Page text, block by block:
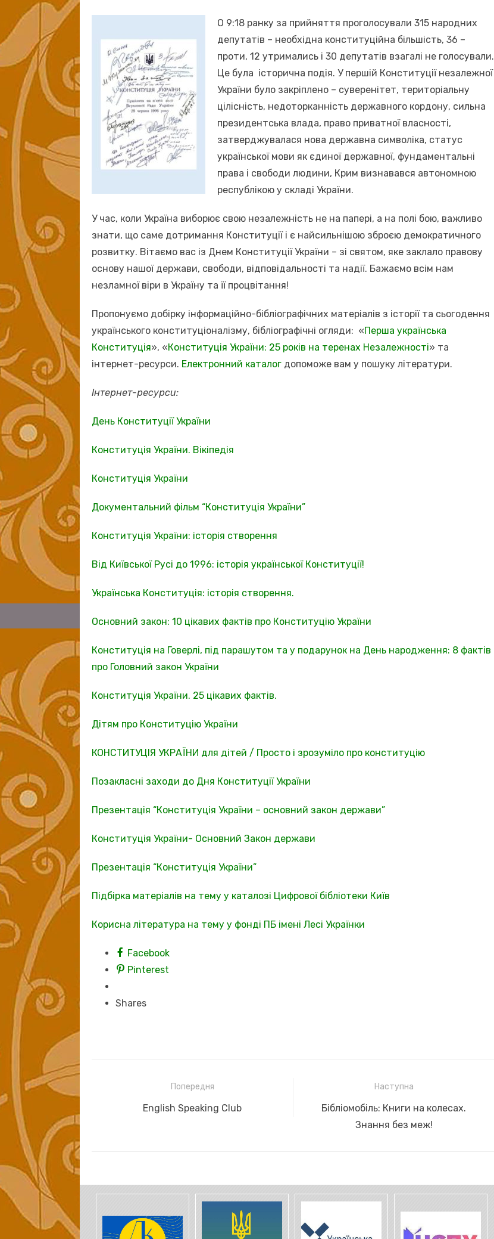
О 9:18 ранку за прийняття проголосували 315 народних
депутатів – необхідна конституційна більшість, 36 –
проти, 12 утримались і 30 депутатів взагалі не голосували.
Це була історична подія. У першій Конституції незалежної
України було закріплено – суверенітет, територіальну
цілісність, недоторканність державного кордону, сильна
президентська влада, право приватної власності,
затверджувалася нова державна символіка, статус
української мови як єдиної державної, фундаментальні
права і свободи людини, Крим визнавався автономною
республікою у складі України.
У час, коли Україна виборює свою незалежність не на папері, а на полі бою, важливо
знати, що саме дотримання Конституції і є найсильнішою зброєю демократичного
розвитку. Вітаємо вас із Днем Конституції України – зі святом, яке заклало правову
основу нашої держави, свободи, відповідальності та надії. Бажаємо всім нам
незламної віри в Україну та її процвітання!
Пропонуємо добірку інформаційно-бібліографічних матеріалів з історії та сьогодення
українського конституціоналізму, бібліографічні огляди: «Перша українська
Конституція», «Конституція України: 25 років на теренах Незалежності» та
інтернет-ресурси. Електронний каталог допоможе вам у пошуку літератури.
Інтернет-ресурси:
День Конституції України
Конституція України. Вікіпедія
Конституція України
Документальний фільм “Конституція України”
Конституція України: історія створення
Від Київської Русі до 1996: історія української Конституції!
Українська Конституція: історія створення.
Основний закон: 10 цікавих фактів про Конституцію України
Конституція на Говерлі, під парашутом та у подарунок на День народження: 8 фактів
про Головний закон України
Конституція України. 25 цікавих фактів.
Дітям про Конституцію України
КОНСТИТУЦІЯ УКРАЇНИ для дітей / Просто і зрозуміло про конституцію
Позакласні заходи до Дня Конституції України
Презентація “Конституція України – основний закон держави”
Конституція України- Основний Закон держави
Презентація “Конституція України”
Підбірка матеріалів на тему у каталозі Цифрової бібліотеки Київ
Корисна література на тему у фонді ПБ імені Лесі Українки
Facebook
Pinterest
Shares
записів
Попередня
Previous
English Speaking Club
Наступна
Next
Бібліомобіль: Книги на колесах.
Знання без меж!